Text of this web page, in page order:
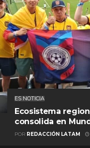
ES NOTICIA
Ecosistema
consolida en
POR REDACCIÓN LATAM